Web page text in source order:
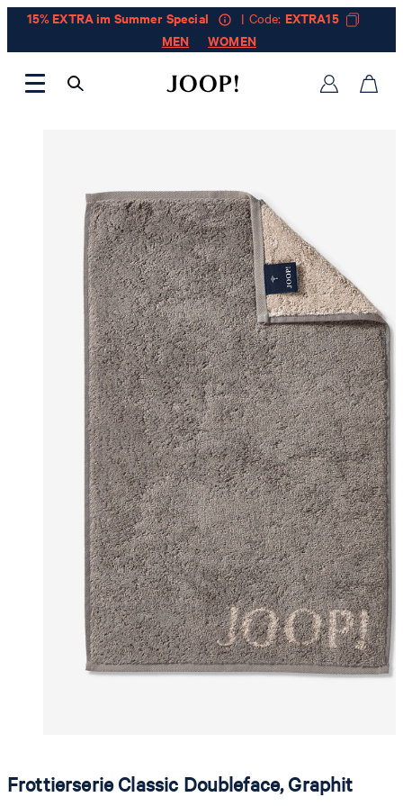
15% EXTRA im Summer Special | Code: EXTRA15
MEN
WOMEN
Frottierserie Classic Doubleface, Graphit